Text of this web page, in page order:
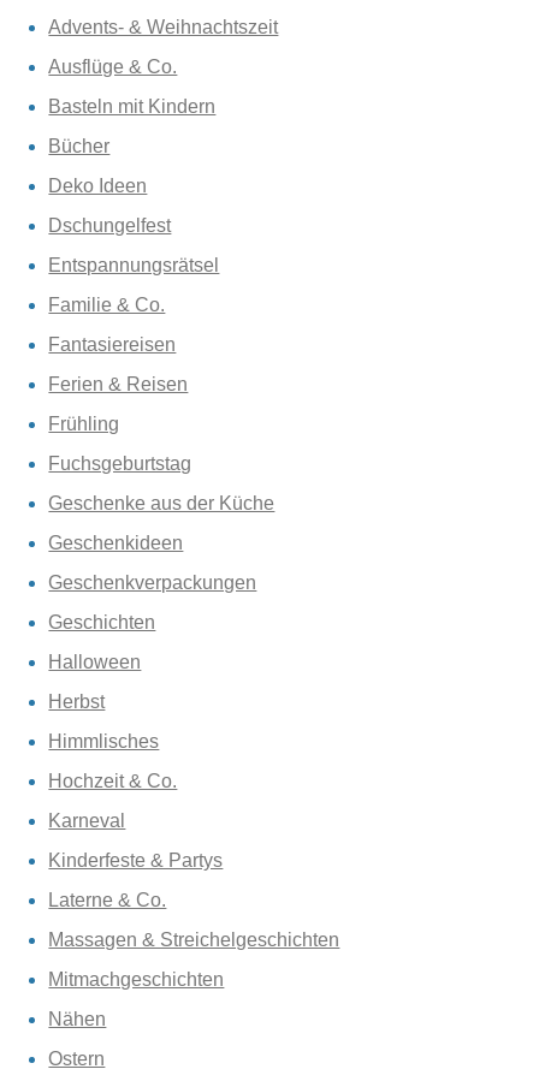
Advents- & Weihnachtszeit
Ausflüge & Co.
Basteln mit Kindern
Bücher
Deko Ideen
Dschungelfest
Entspannungsrätsel
Familie & Co.
Fantasiereisen
Ferien & Reisen
Frühling
Fuchsgeburtstag
Geschenke aus der Küche
Geschenkideen
Geschenkverpackungen
Geschichten
Halloween
Herbst
Himmlisches
Hochzeit & Co.
Karneval
Kinderfeste & Partys
Laterne & Co.
Massagen & Streichelgeschichten
Mitmachgeschichten
Nähen
Ostern